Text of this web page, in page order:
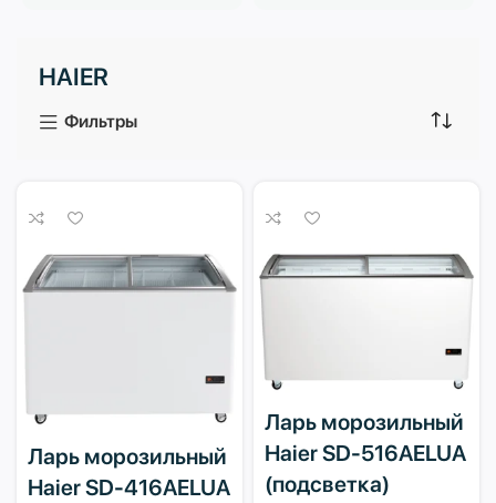
3 продукта
HAIER
Фильтры
Ларь морозильный
Haier SD-416AELUA
Ларь морозильный
Haier SD-516AELUA
(подсветка)